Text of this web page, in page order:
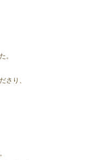
。
さり、